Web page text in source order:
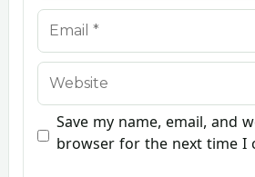
Email
Website
Save my name, email, and
browser for the next time I